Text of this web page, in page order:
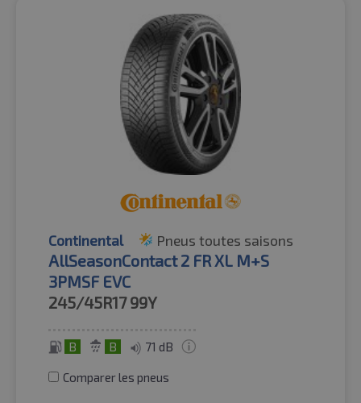
Continental Pneus toutes saisons
AllSeasonContact 2 FR XL M+S
3PMSF EVC
245/45R17 99Y
B B 71 dB
Comparer les pneus